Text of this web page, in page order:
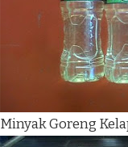
Minyak Goreng